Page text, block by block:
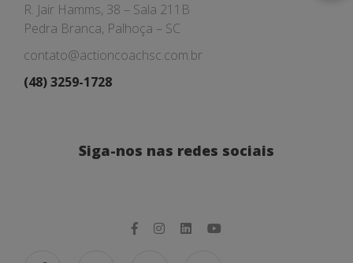
R. Jair Hamms, 38 – Sala 211B
Pedra Branca, Palhoça – SC
contato@actioncoachsc.com.br
(48) 3259-1728
Siga-nos nas redes sociais